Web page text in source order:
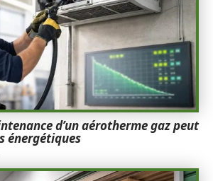
d’un aérotherme gaz peut
énergétiques